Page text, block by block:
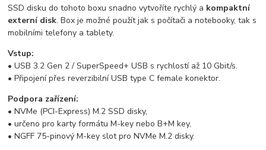
SSD disku do tohoto boxu snadno vytvoříte rychlý a kompaktní
externí disk. Box je možné použít jak s počítači a notebooky, tak s
mobilními telefony a tablety.
Vstup:
• USB 3.2 Gen 2 / SuperSpeed+ USB s rychlostí až 10 Gbit/s.
• Připojení přes reverzibilní USB type C female konektor.
Podpora zařízení:
• NVMe (PCI-Express) M.2 SSD disky,
• určeno pro karty formátu M-key nebo B+M key,
• NGFF 75-pinový M-key slot pro NVMe M.2 disky.